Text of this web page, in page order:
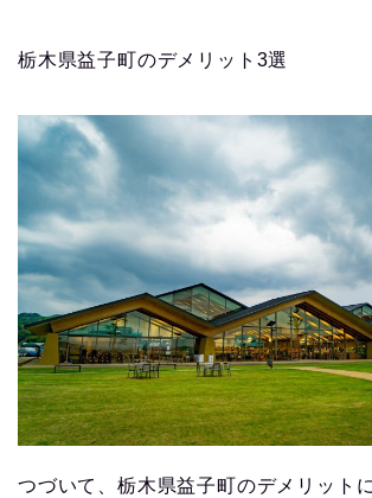
栃木県益子町のデメリット3選
つづいて、栃木県益子町のデメリット